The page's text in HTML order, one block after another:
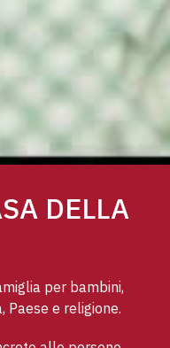
DELLA
per bambini,
Paese e religione.